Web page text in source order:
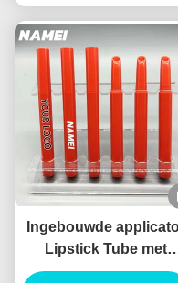
Ingebouwde
Lipstick Tube met
standaardcapaciteit